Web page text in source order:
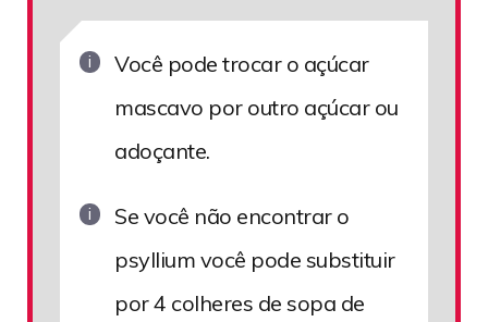
Você pode trocar o açúcar
mascavo por outro açúcar ou
adoçante.
Se você não encontrar o
psyllium você pode substituir
por 4 colheres de sopa de